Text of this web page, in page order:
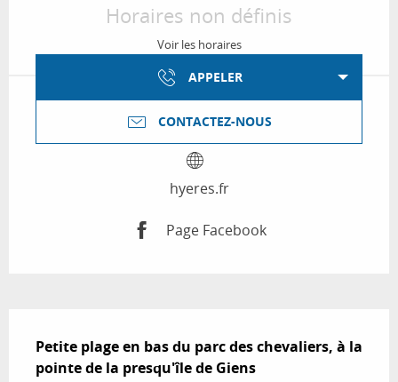
Horaires non définis
Voir les horaires
APPELER
CONTACTEZ-NOUS
hyeres.fr
Page Facebook
Petite plage en bas du parc des chevaliers, à la
pointe de la presqu'île de Giens